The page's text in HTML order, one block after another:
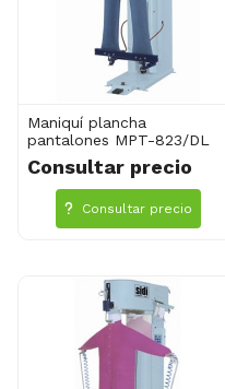
Maniquí plancha
pantalones MPT-823/DL
Consultar precio
Consultar precio